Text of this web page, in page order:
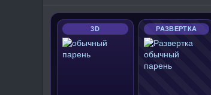
3D РАЗВЕРТКА